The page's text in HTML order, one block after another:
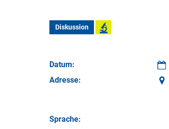
Diskussion
Datum:
Adresse:
Sprache: